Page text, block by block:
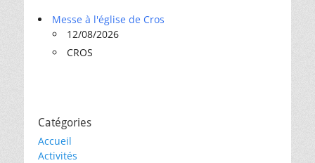
Messe à l'église de Cros
12/08/2026
CROS
Catégories
Accueil
Activités